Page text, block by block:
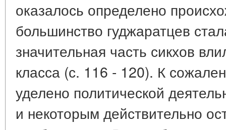
оказалось определено
большинство гуджаратцев
значительная часть сикхов
класса (с. 116 - 120). К
уделено политической
и некоторым действительно